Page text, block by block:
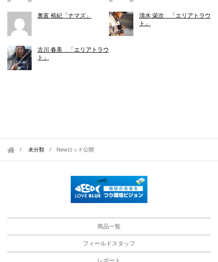
奥富 裕紀「ナマズ」
清水 栄次 「エリアトラウ
ト」
古川 春美 「エリアトラウ
ト」
未分類 / Newロッド公開
商品一覧
フィールドスタッフ